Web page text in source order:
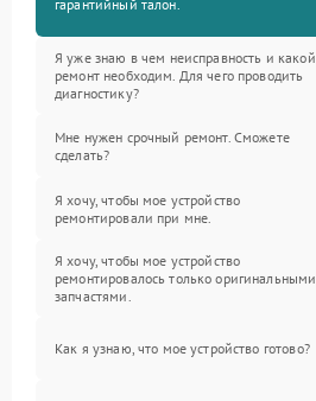
гарантийный талон.
Я уже знаю в чем неисправность и какой
ремонт необходим. Для чего проводить
диагностику?
Мне нужен срочный ремонт. Сможете
сделать?
Я хочу, чтобы мое устройство
ремонтировали при мне.
Я хочу, чтобы мое устройство
ремонтировалось только оригинальными
запчастями.
Как я узнаю, что мое устройство готово?